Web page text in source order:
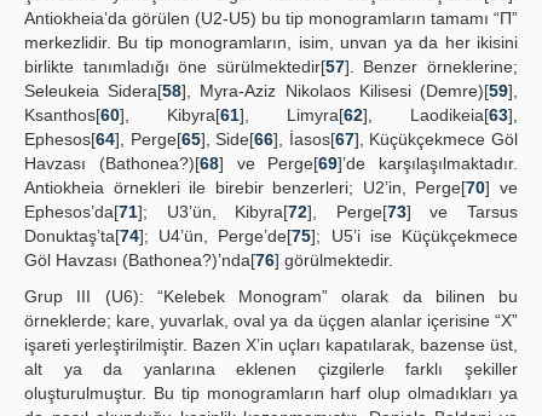
Antiokheia’da görülen (U2-U5) bu tip monogramların tamamı “Π”
merkezlidir. Bu tip monogramların, isim, unvan ya da her ikisini
birlikte tanımladığı öne sürülmektedir[57]. Benzer örneklerine;
Seleukeia Sidera[58], Myra-Aziz Nikolaos Kilisesi (Demre)[59],
Ksanthos[60], Kibyra[61], Limyra[62], Laodikeia[63],
Ephesos[64], Perge[65], Side[66], İasos[67], Küçükçekmece Göl
Havzası (Bathonea?)[68] ve Perge[69]’de karşılaşılmaktadır.
Antiokheia örnekleri ile birebir benzerleri; U2’in, Perge[70] ve
Ephesos’da[71]; U3’ün, Kibyra[72], Perge[73] ve Tarsus
Donuktaş’ta[74]; U4’ün, Perge’de[75]; U5’i ise Küçükçekmece
Göl Havzası (Bathonea?)’nda[76] görülmektedir.
Grup III (U6): “Kelebek Monogram” olarak da bilinen bu
örneklerde; kare, yuvarlak, oval ya da üçgen alanlar içerisine “X”
işareti yerleştirilmiştir. Bazen X’in uçları kapatılarak, bazense üst,
alt ya da yanlarına eklenen çizgilerle farklı şekiller
oluşturulmuştur. Bu tip monogramların harf olup olmadıkları ya